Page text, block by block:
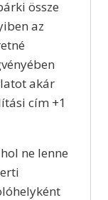
össze
az
akár
cím +1
ne lenne